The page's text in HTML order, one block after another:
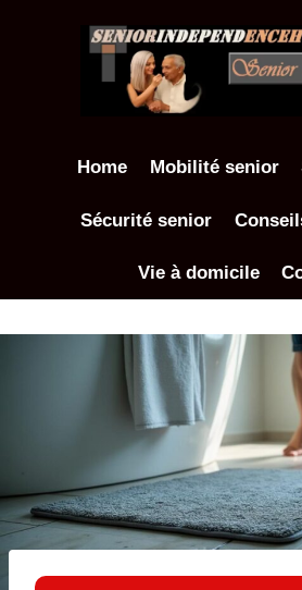
Home Mobilité senior
Sécurité senior
Vie à domicile